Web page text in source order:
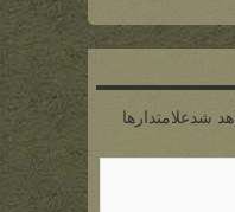
شدعلامتدارها